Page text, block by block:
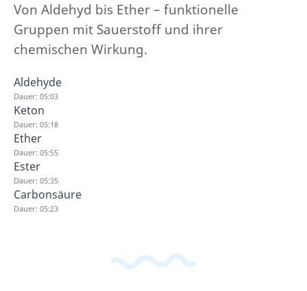
Von Aldehyd bis Ether – funktionelle
Gruppen mit Sauerstoff und ihrer
chemischen Wirkung.
Aldehyde
Dauer: 05:03
Keton
Dauer: 05:18
Ether
Dauer: 05:55
Ester
Dauer: 05:35
Carbonsäure
Dauer: 05:23